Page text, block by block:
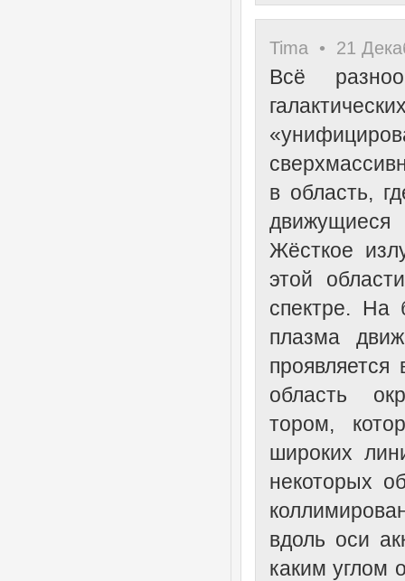
Tima • 21
Всё
в область,
движущиеся
Жёсткое
этой
спектре. На
плазма
область
тором,
широких
некоторых
вдоль оси
каким углом